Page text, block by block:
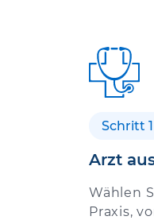
Schritt 1
Arzt
Wählen
Praxis,